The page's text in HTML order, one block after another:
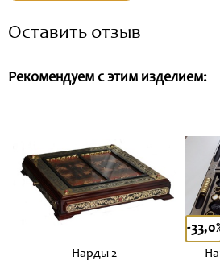
Оставить отзыв
Рекомендуем с этим изделием:
Нарды 2
-